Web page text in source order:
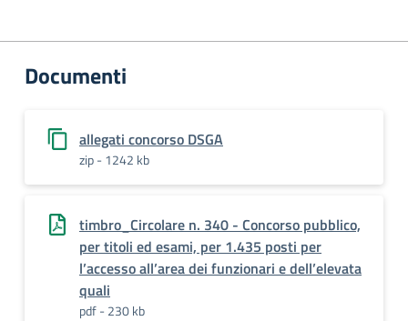
Documenti
allegati concorso DSGA
zip - 1242 kb
timbro_Circolare n. 340 - Concorso pubblico,
per titoli ed esami, per 1.435 posti per
l’accesso all’area dei funzionari e dell’elevata
quali
pdf - 230 kb